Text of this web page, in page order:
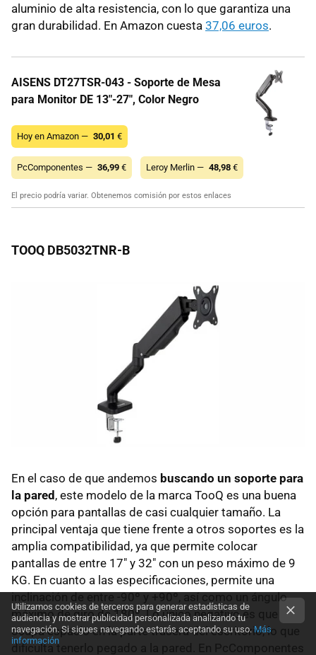
aluminio de alta resistencia, con lo que garantiza una
gran durabilidad. En Amazon cuesta 37,06 euros.
AISENS DT27TSR-043 - Soporte de Mesa
para Monitor DE 13"-27", Color Negro
Hoy en Amazon — 30,01 €
PcComponentes — 36,99 € Leroy Merlin — 48,98 €
El precio podría variar. Obtenemos comisión por estos enlaces
TOOQ DB5032TNR-B
En el caso de que andemos buscando un soporte para
la pared , este modelo de la marca TooQ es una buena
opción para pantallas de casi cualquier tamaño. La
principal ventaja que tiene frente a otros soportes es la
amplia compatibilidad, ya que permite colocar
pantallas de entre 17" y 32" con un peso máximo de 9
KG. En cuanto a las especificaciones, permite una
inclinación de entre -90º y +90º, así como un ángulo
máximo de giro de 180º. Lo único negativo es que
ocupa espacio en la parte trasera del escritorio, lo que
dificulta tenerlo pegado a la pared. En PcComponentes
Utilizamos cookies de terceros para generar estadísticas de
audiencia y mostrar publicidad personalizada analizando tu
navegación. Si sigues navegando estarás aceptando su uso. Más
información